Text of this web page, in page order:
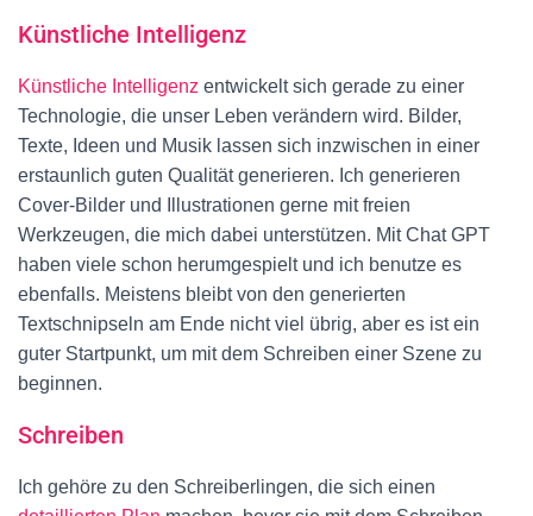
Künstliche Intelligenz
Künstliche Intelligenz entwickelt sich gerade zu einer
Technologie, die unser Leben verändern wird. Bilder,
Texte, Ideen und Musik lassen sich inzwischen in einer
erstaunlich guten Qualität generieren. Ich generieren
Cover-Bilder und Illustrationen gerne mit freien
Werkzeugen, die mich dabei unterstützen. Mit Chat GPT
haben viele schon herumgespielt und ich benutze es
ebenfalls. Meistens bleibt von den generierten
Textschnipseln am Ende nicht viel übrig, aber es ist ein
guter Startpunkt, um mit dem Schreiben einer Szene zu
beginnen.
Schreiben
Ich gehöre zu den Schreiberlingen, die sich einen